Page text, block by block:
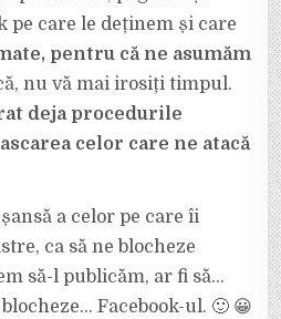
pe care le deținem și care
pentru că ne asumăm
nu vă mai irosiți timpul.
deja procedurile
celor care ne atacă
a celor pe care îi
ca să ne blocheze
să-l publicăm, ar fi să…
Facebook-ul. 🙂 😀